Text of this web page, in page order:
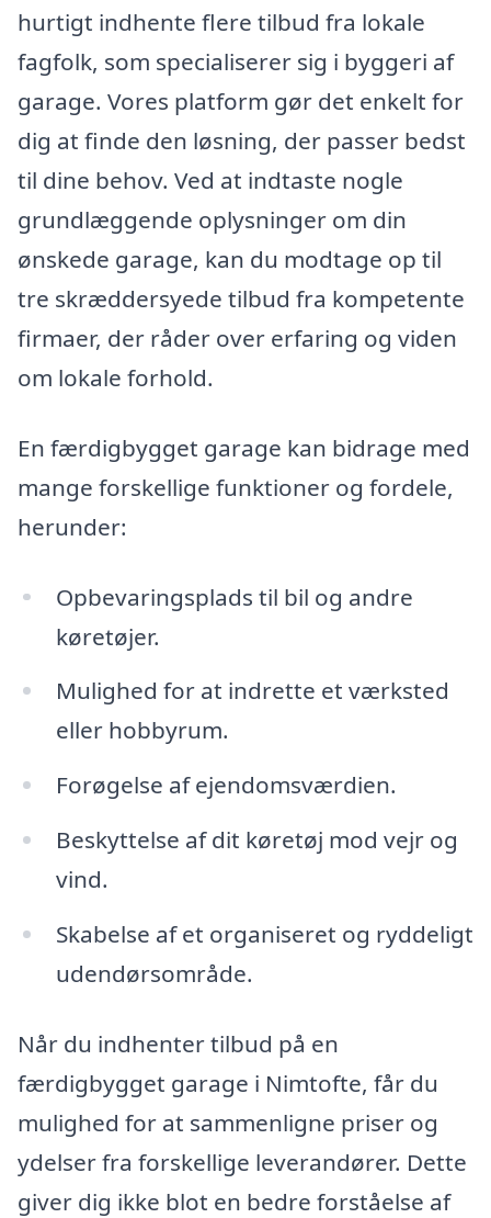
hurtigt indhente flere tilbud fra lokale
fagfolk, som specialiserer sig i byggeri af
garage. Vores platform gør det enkelt for
dig at finde den løsning, der passer bedst
til dine behov. Ved at indtaste nogle
grundlæggende oplysninger om din
ønskede garage, kan du modtage op til
tre skræddersyede tilbud fra kompetente
firmaer, der råder over erfaring og viden
om lokale forhold.
En færdigbygget garage kan bidrage med
mange forskellige funktioner og fordele,
herunder:
Opbevaringsplads til bil og andre
køretøjer.
Mulighed for at indrette et værksted
eller hobbyrum.
Forøgelse af ejendomsværdien.
Beskyttelse af dit køretøj mod vejr og
vind.
Skabelse af et organiseret og ryddeligt
udendørsområde.
Når du indhenter tilbud på en
færdigbygget garage i Nimtofte, får du
mulighed for at sammenligne priser og
ydelser fra forskellige leverandører. Dette
giver dig ikke blot en bedre forståelse af